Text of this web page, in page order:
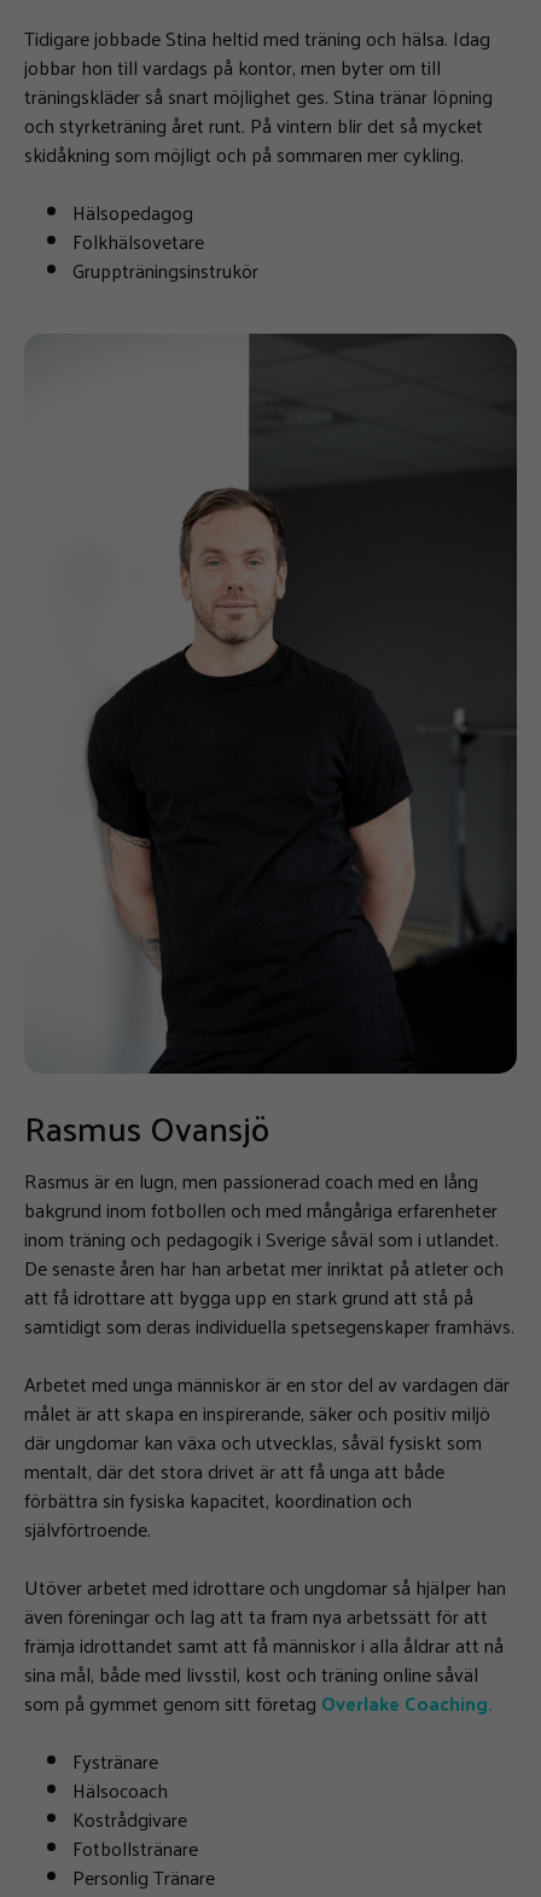
Tidigare jobbade Stina heltid med träning och hälsa. Idag
jobbar hon till vardags på kontor, men byter om till
träningskläder så snart möjlighet ges. Stina tränar löpning
och styrketräning året runt. På vintern blir det så mycket
skidåkning som möjligt och på sommaren mer cykling.
Hälsopedagog
Folkhälsovetare
Gruppträningsinstrukör
Rasmus Ovansjö
Rasmus är en lugn, men passionerad coach med en lång
bakgrund inom fotbollen och med mångåriga erfarenheter
inom träning och pedagogik i Sverige såväl som i utlandet.
De senaste åren har han arbetat mer inriktat på atleter och
att få idrottare att bygga upp en stark grund att stå på
samtidigt som deras individuella spetsegenskaper framhävs.
Arbetet med unga människor är en stor del av vardagen där
målet är att skapa en inspirerande, säker och positiv miljö
där ungdomar kan växa och utvecklas, såväl fysiskt som
mentalt, där det stora drivet är att få unga att både
förbättra sin fysiska kapacitet, koordination och
självförtroende.
Utöver arbetet med idrottare och ungdomar så hjälper han
även föreningar och lag att ta fram nya arbetssätt för att
främja idrottandet samt att få människor i alla åldrar att nå
sina mål, både med livsstil, kost och träning online såväl
som på gymmet genom sitt företag Overlake Coaching.
Fystränare
Hälsocoach
Kostrådgivare
Fotbollstränare
Personlig Tränare